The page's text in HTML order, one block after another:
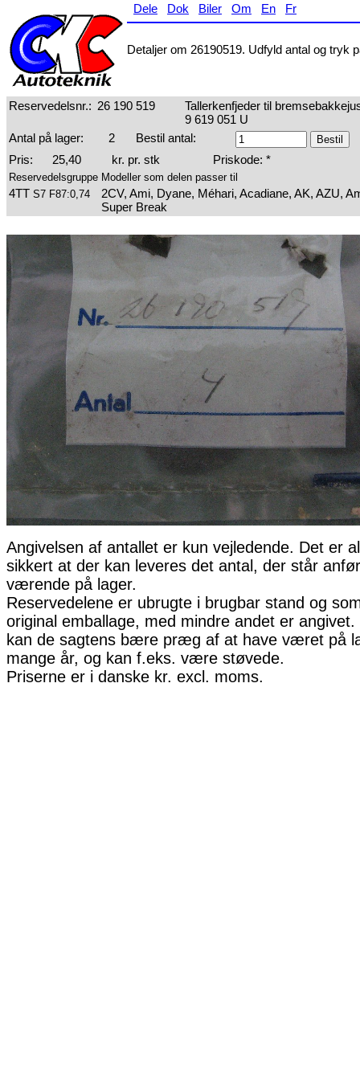
Dele Dok Biler Om En Fr
Detaljer om 26190519. Udfyld antal og tryk
Reservedelsnr.: 26 190 519
Tallerkenfjeder til
9 619 051 U
Antal på lager:
2
Bestil antal:
Pris:
25,40 kr. pr. stk Priskode: *
Reservedelsgruppe Modeller som delen passer til
4TT S7 F87:0,74
2CV, Ami, Dyane, Méhari, Acadiane, AK, AZU,
Super Break
Angivelsen af antallet er kun vejledende. Det er
sikkert at der kan leveres det antal, der står
værende på lager.
Reservedelene er ubrugte i brugbar stand og
original emballage, med mindre andet er angivet.
kan de sagtens bære præg af at have været på
mange år, og kan f.eks. være støvede.
Priserne er i danske kr. excl. moms.